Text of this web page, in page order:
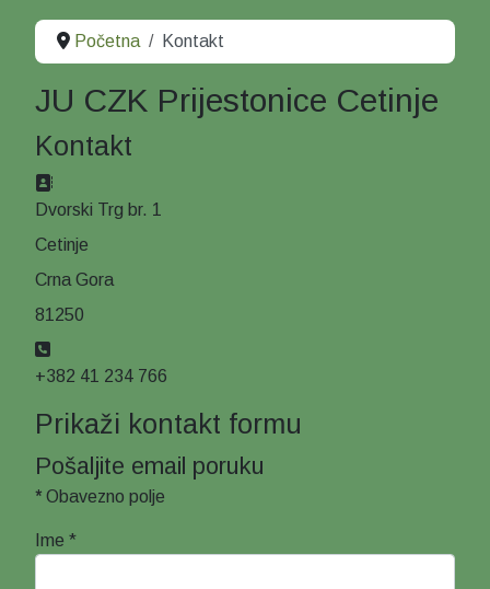
Početna Kontakt
JU CZK Prijestonice Cetinje
Kontakt
Adresa
Dvorski Trg br. 1
Cetinje
Crna Gora
81250
Telefon
+382 41 234 766
Prikaži kontakt formu
Pošaljite email poruku
* Obavezno polje
Ime *